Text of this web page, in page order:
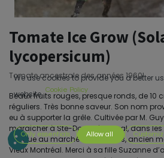
Tomate Ice Grow
lycopersicum)
Tomate ancestrale des années 1960!
Beaux fruits rouges, presque ronds, de 10
réguliers. Très bonne saveur. Son nom
eu à supporter la grêle. Cultivée par M.
maraîcher à Ste-Dorothée, Laval, dans
vendue au marché Bonsecours, ancien
Vieux Montréal. Merci à sa fille Suzanne
We use cookies to provide you a better
website. Cookie Policy
Only essentials Allow all